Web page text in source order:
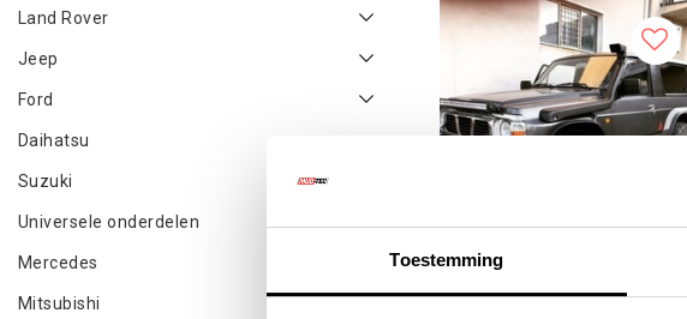
Toestemming
Land Rover
Jeep
Ford
Daihatsu
Suzuki
Universele onderdelen
Mercedes
Mitsubishi Snorkel Nissan Patrol Y60